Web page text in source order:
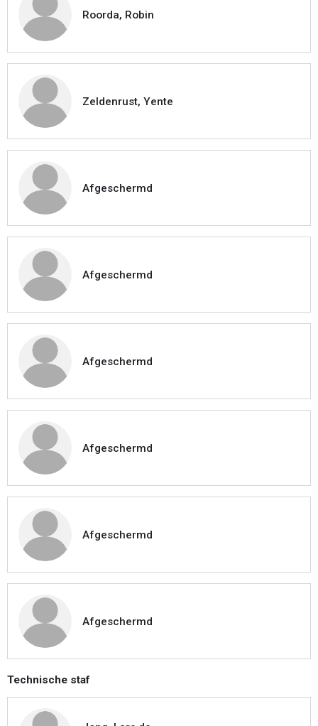
Roorda, Robin
Zeldenrust, Yente
Afgeschermd
Afgeschermd
Afgeschermd
Afgeschermd
Afgeschermd
Afgeschermd
Technische staf